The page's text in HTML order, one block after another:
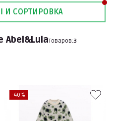
И СОРТИРОВКА
Товаров:3
-40%